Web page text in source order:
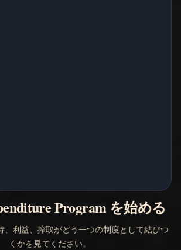
Program を始める
、利益、搾取がどう一つの制度として結びつ
くかを見てください。